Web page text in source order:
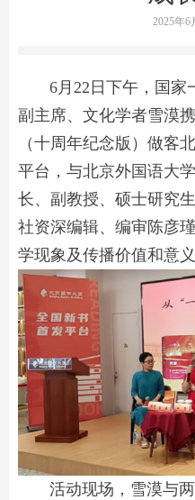
6月22日下午，国家
副主席、文化学者雪漠
（十周年纪念版）做客
平台，与北京外国语大
长、副教授、硕士研究
社资深编辑、编审陈彦
学现象及传播价值和意义
活动现场，雪漠与两
2025年6